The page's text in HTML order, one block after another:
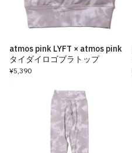
atmos pink LYFT × atmos pink
タイダイロゴブラトップ
¥5,390